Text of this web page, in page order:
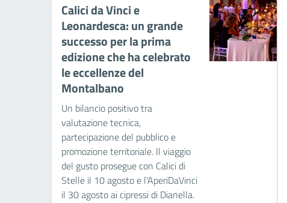
Calici da Vinci e
Leonardesca: un grande
successo per la prima
edizione che ha celebrato
le eccellenze del
Montalbano
Un bilancio positivo tra
valutazione tecnica,
partecipazione del pubblico e
promozione territoriale. Il viaggio
del gusto prosegue con Calici di
Stelle il 10 agosto e l'AperiDaVinci
il 30 agosto ai cipressi di Dianella.